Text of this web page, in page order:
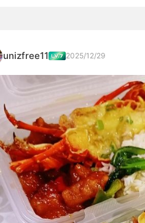
unizfree11 2025/12/29